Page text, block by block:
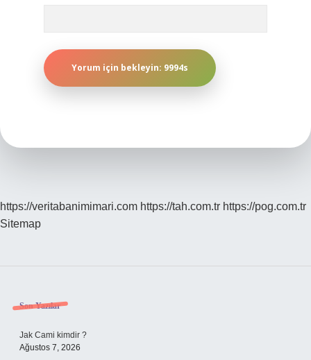
https://veritabanimimari.com https://tah.com.tr https://pog.com.tr
Sitemap
Sidebar
Son Yazılar
Jak Cami kimdir ?
Ağustos 7, 2026